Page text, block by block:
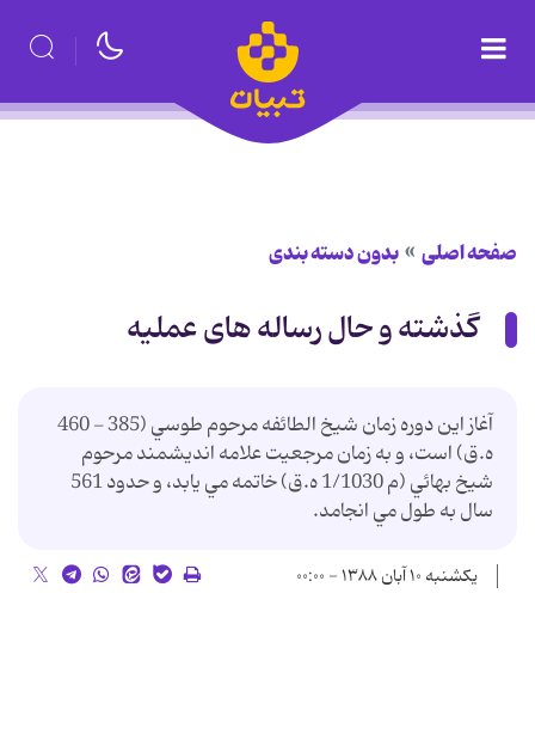
صفحه اصلی بدون دسته بندی
گذشته و حال رساله های عملیه
آغاز اين دوره زمان شيخ الطائفه مرحوم طوسي (385 - 460
ه.ق) است، و به زمان مرجعيت علامه انديشمند مرحوم
شيخ بهائي (م 1/1030 ه.ق) خاتمه مي يابد، و حدود 561
سال به طول مي انجامد.
یکشنبه ۱۰ آبان ۱۳۸۸ - ۰۰:۰۰